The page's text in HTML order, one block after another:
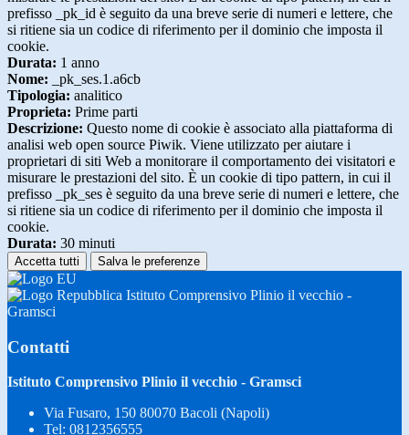
prefisso _pk_id è seguito da una breve serie di numeri e lettere, che
si ritiene sia un codice di riferimento per il dominio che imposta il
cookie.
Durata: 1 anno
Nome: _pk_ses.1.a6cb
Tipologia: analitico
Proprieta: Prime parti
Descrizione: Questo nome di cookie è associato alla piattaforma di
analisi web open source Piwik. Viene utilizzato per aiutare i
proprietari di siti Web a monitorare il comportamento dei visitatori e
misurare le prestazioni del sito. È un cookie di tipo pattern, in cui il
prefisso _pk_ses è seguito da una breve serie di numeri e lettere, che
si ritiene sia un codice di riferimento per il dominio che imposta il
cookie.
Durata: 30 minuti
Accetta tutti Salva le preferenze
Istituto Comprensivo Plinio il vecchio -
Gramsci
Contatti
Istituto Comprensivo Plinio il vecchio - Gramsci
Via Fusaro, 150 80070 Bacoli (Napoli)
Tel: 0812356555